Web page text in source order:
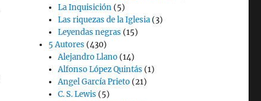
La Inquisición (5)
Las riquezas de la Iglesia (3)
Leyendas negras (15)
5 Autores (430)
Alejandro Llano (14)
Alfonso López Quintás (1)
Angel García Prieto (21)
C. S. Lewis (5)